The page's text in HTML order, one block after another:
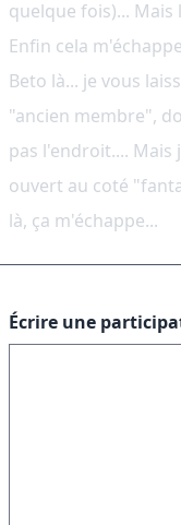
quelque fois)...
Enfin cela
Beto là... je vous
"ancien membre",
pas l'endroit....
ouvert au coté
là, ça m'échappe...
Écrire une